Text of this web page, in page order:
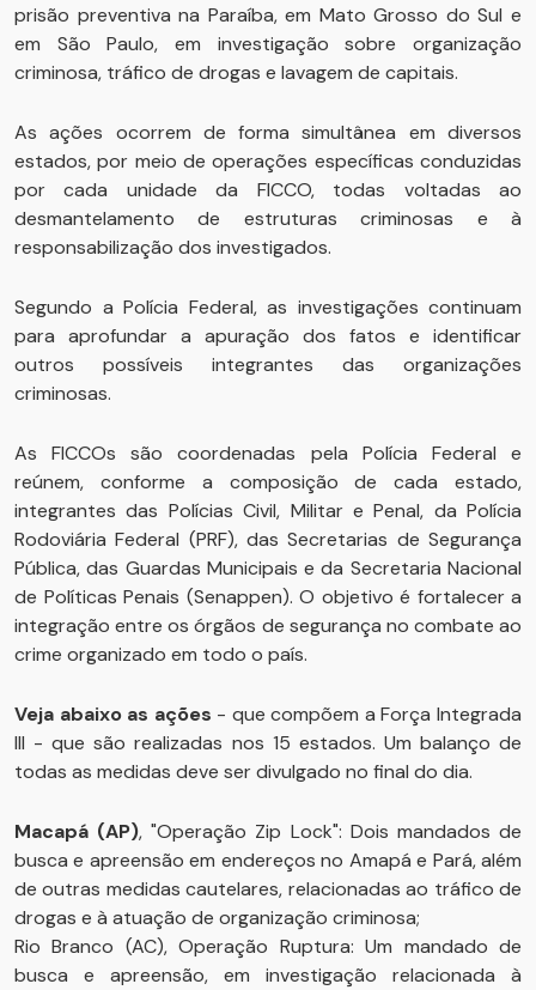
prisão preventiva na Paraíba, em Mato Grosso do Sul e
em São Paulo, em investigação sobre organização
criminosa, tráfico de drogas e lavagem de capitais.
As ações ocorrem de forma simultânea em diversos
estados, por meio de operações específicas conduzidas
por cada unidade da FICCO, todas voltadas ao
desmantelamento de estruturas criminosas e à
responsabilização dos investigados.
Segundo a Polícia Federal, as investigações continuam
para aprofundar a apuração dos fatos e identificar
outros possíveis integrantes das organizações
criminosas.
As FICCOs são coordenadas pela Polícia Federal e
reúnem, conforme a composição de cada estado,
integrantes das Polícias Civil, Militar e Penal, da Polícia
Rodoviária Federal (PRF), das Secretarias de Segurança
Pública, das Guardas Municipais e da Secretaria Nacional
de Políticas Penais (Senappen). O objetivo é fortalecer a
integração entre os órgãos de segurança no combate ao
crime organizado em todo o país.
Veja abaixo as ações - que compõem a Força Integrada
III - que são realizadas nos 15 estados. Um balanço de
todas as medidas deve ser divulgado no final do dia.
Macapá (AP), "Operação Zip Lock": Dois mandados de
busca e apreensão em endereços no Amapá e Pará, além
de outras medidas cautelares, relacionadas ao tráfico de
drogas e à atuação de organização criminosa;
Rio Branco (AC), Operação Ruptura: Um mandado de
busca e apreensão, em investigação relacionada à